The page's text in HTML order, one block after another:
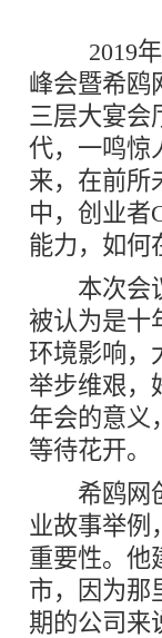
2019年1
峰会暨希鸥
三层大宴会
代，一鸣惊
来，在前所
中，创业者
能力，如何
本次会议
被认为是十
环境影响，
举步维艰，
年会的意义
等待花开。
希鸥网创
业故事举例
重要性。他
市，因为那
期的公司来